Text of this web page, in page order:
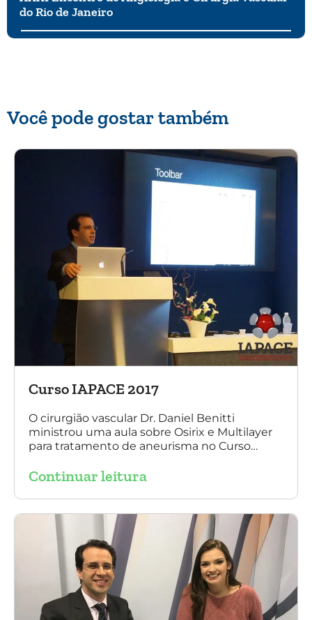
do Rio de Janeiro
Você pode gostar também
Curso IAPACE 2017
O cirurgião vascular Dr. Daniel Benitti
ministrou uma aula sobre Osirix e Multilayer
para tratamento de aneurisma no Curso
2017). Agradecemos a todos os participantes
Sergio Belczak pelo convite!
Continuar leitura